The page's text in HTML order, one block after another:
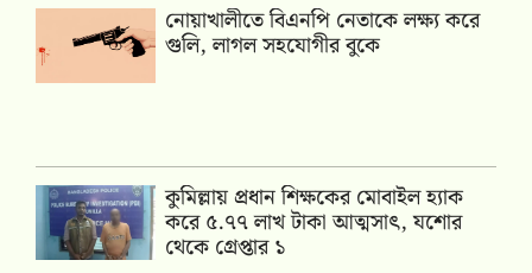
নোয়াখালীতে বিএনপি নেতাকে লক্ষ্য করে
গুলি, লাগল সহযোগীর বুকে
কুমিল্লায় প্রধান শিক্ষকের মোবাইল হ্যাক
করে ৫.৭৭ লাখ টাকা আত্মসাৎ, যশোর
থেকে গ্রেপ্তার ১